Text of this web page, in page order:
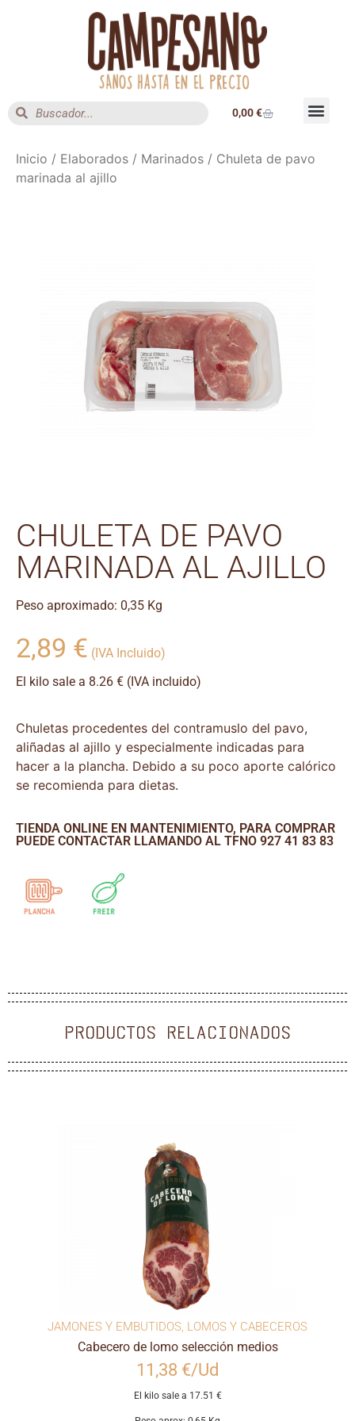
0,00€
Inicio / Elaborados / Marinados / Chuleta de pavo
marinada al ajillo
CHULETA DE PAVO
MARINADA AL AJILLO
Peso aproximado: 0,35 Kg
2,89 € (IVA Incluido)
El kilo sale a 8.26 € (IVA incluido)
Chuletas procedentes del contramuslo del pavo,
aliñadas al ajillo y especialmente indicadas para
hacer a la plancha. Debido a su poco aporte calórico
se recomienda para dietas.
TIENDA ONLINE EN MANTENIMIENTO, PARA COMPRAR
PUEDE CONTACTAR LLAMANDO AL TFNO 927 41 83 83
PRODUCTOS RELACIONADOS
JAMONES Y EMBUTIDOS, LOMOS Y CABECEROS
Cabecero de lomo selección medios
11,38 €/Ud
El kilo sale a 17.51 €